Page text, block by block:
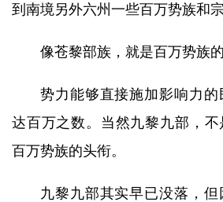
到南境另外六州一些百万势族和宗
像苍黎部族，就是百万势族的
势力能够直接施加影响力
达百万之数。当然九黎九部，不
百万势族的头衔。
九黎九部其实早已没落，